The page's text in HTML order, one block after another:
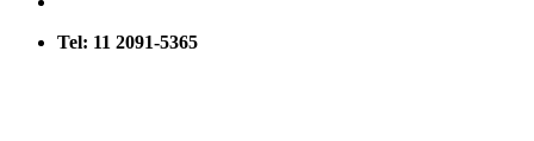
Tel: 11 2091-5365